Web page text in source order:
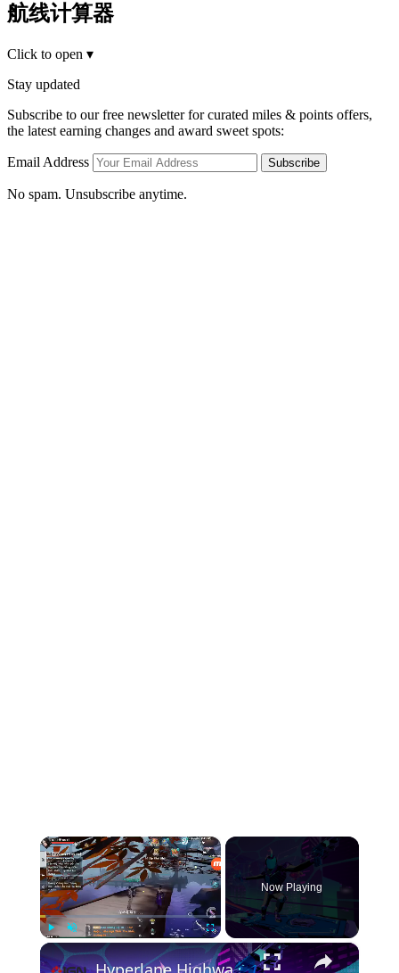
航线计算器
Click to open ▾
Stay updated
Subscribe to our free newsletter for curated miles & points offers,
the latest earning changes and award sweet spots:
Email Address Subscribe
No spam. Unsubscribe anytime.
×
Play Fullscreen
Now Playing
×